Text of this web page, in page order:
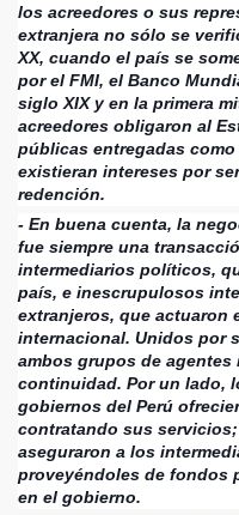
los acreedores o sus
extranjera no sólo se
XX, cuando el país se
por el FMI, el Banco
siglo XIX y en la primera
acreedores obligaron al
públicas entregadas
existieran intereses por
redención.
- En buena cuenta, la
fue siempre una
intermediarios políticos,
país, e inescrupulosos
extranjeros, que actuaron
internacional. Unidos por
ambos grupos de
continuidad. Por un lado,
gobiernos del Perú
contratando sus
aseguraron a los
proveyéndoles de fondos
en el gobierno.